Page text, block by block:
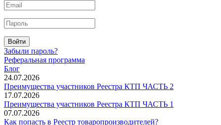
Войти
Забыли пароль?
Реферальная программа
Блог
24.07.2026
Преимущества участников Реестра КТП ЧАСТЬ 2
17.07.2026
Преимущества участников Реестра КТП ЧАСТЬ 1
07.07.2026
Как попасть в Реестр товаропроизводителей?